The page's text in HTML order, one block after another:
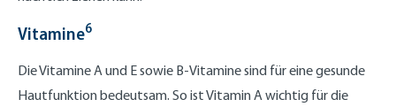
Vitamine6
Die Vitamine A und E sowie B-Vitamine sind für eine gesunde
Hautfunktion bedeutsam. So ist Vitamin A wichtig für die